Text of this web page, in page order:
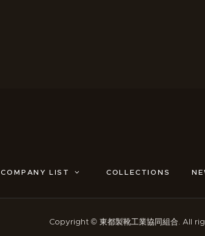
COMPANY LIST COLLECTIONS
Copyright © 東都製靴工業協同組合. All